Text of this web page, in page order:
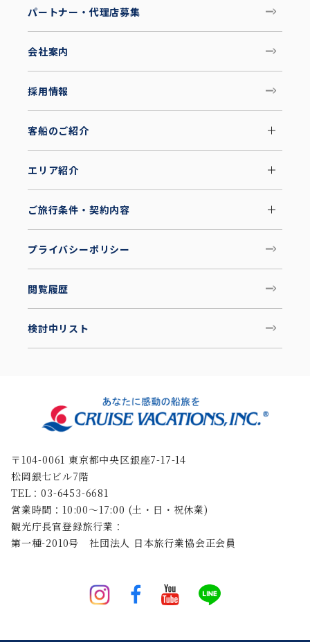
パートナー・代理店募集
会社案内
採用情報
客船のご紹介
エリア紹介
ご旅行条件・契約内容
プライバシーポリシー
閲覧履歴
検討中リスト
〒104-0061 東京都中央区銀座7-17-14
松岡銀七ビル7階
TEL：03-6453-6681
営業時間：10:00〜17:00 (土・日・祝休業)
観光庁長官登録旅行業：
第一種-2010号 社団法人 日本旅行業協会正会員